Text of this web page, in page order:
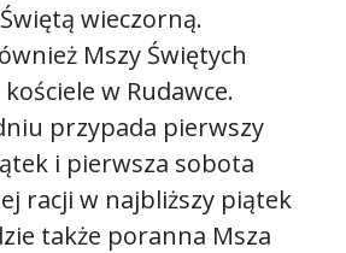
wieczorną.
Mszy Świętych
w Rudawce.
przypada pierwszy
i pierwsza sobota
racji w najbliższy piątek
także poranna Msza